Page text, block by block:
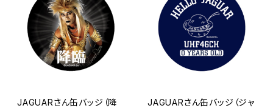
JAGUARさん缶バッジ（降
JAGUARさん缶バッジ（ジャ